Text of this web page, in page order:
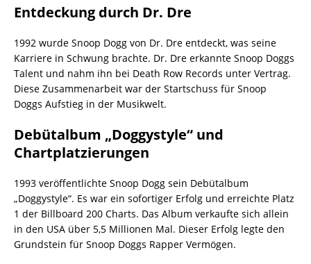
Entdeckung durch Dr. Dre
1992 wurde Snoop Dogg von Dr. Dre entdeckt, was seine
Karriere in Schwung brachte. Dr. Dre erkannte Snoop Doggs
Talent und nahm ihn bei Death Row Records unter Vertrag.
Diese Zusammenarbeit war der Startschuss für Snoop
Doggs Aufstieg in der Musikwelt.
Debütalbum „Doggystyle“ und
Chartplatzierungen
1993 veröffentlichte Snoop Dogg sein Debütalbum
„Doggystyle“. Es war ein sofortiger Erfolg und erreichte Platz
1 der Billboard 200 Charts. Das Album verkaufte sich allein
in den USA über 5,5 Millionen Mal. Dieser Erfolg legte den
Grundstein für Snoop Doggs Rapper Vermögen.